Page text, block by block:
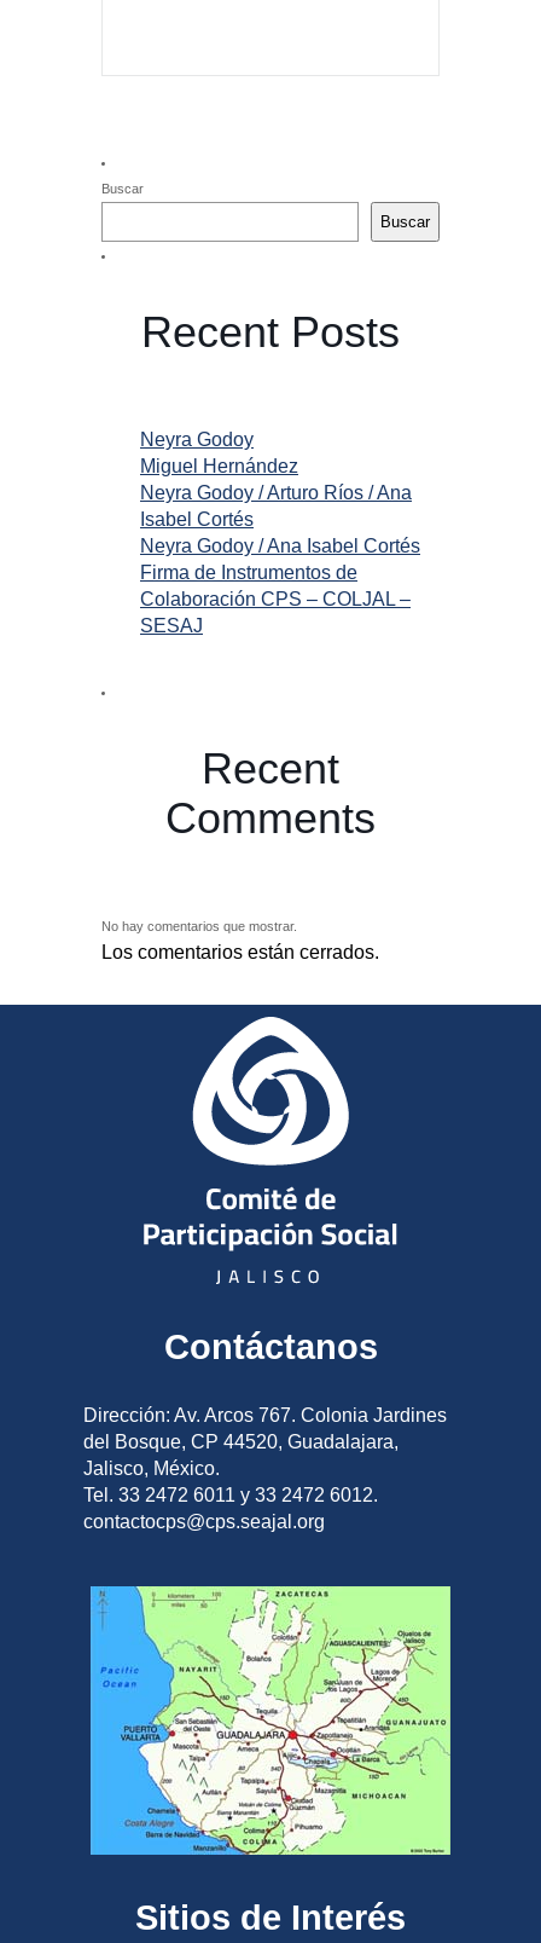
Buscar
Buscar
Recent Posts
Neyra Godoy
Miguel Hernández
Neyra Godoy / Arturo Ríos / Ana
Isabel Cortés
Neyra Godoy / Ana Isabel Cortés
Firma de Instrumentos de
Colaboración CPS – COLJAL –
SESAJ
Recent
Comments
No hay comentarios que mostrar.
Los comentarios están cerrados.
Contáctanos
Dirección: Av. Arcos 767. Colonia Jardines
del Bosque, CP 44520, Guadalajara,
Jalisco, México.
Tel. 33 2472 6011 y 33 2472 6012.
contactocps@cps.seajal.org
Sitios de Interés